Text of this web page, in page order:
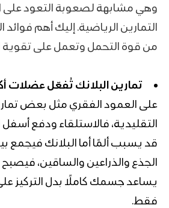
وهي مشابهة لصعوبة التعود على
التمارين الرياضية. إليك أهم فوائد
من قوة التحمل وتعمل على
تمارين البلانك تُفعّل عضلات
على العمود الفقري مثل بعض
التقليدية، فالاستلقاء ودفع
قد يسبب ألمًا أما البلانك
الجذع والذراعين والساقين، فيصبح
يساعد جسمك كاملًا بدل التركيز
فقط.